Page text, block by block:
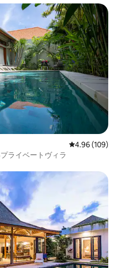
。
レビュー109
4.96 (109)
ライベートヴィラ